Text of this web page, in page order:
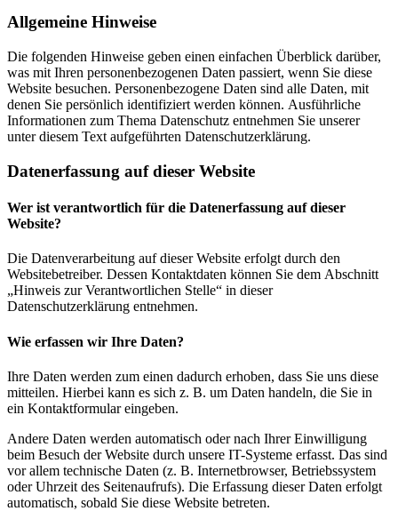
Allgemeine Hinweise
Die folgenden Hinweise geben einen einfachen Überblick darüber,
was mit Ihren personenbezogenen Daten passiert, wenn Sie diese
Website besuchen. Personenbezogene Daten sind alle Daten, mit
denen Sie persönlich identifiziert werden können. Ausführliche
Informationen zum Thema Datenschutz entnehmen Sie unserer
unter diesem Text aufgeführten Datenschutzerklärung.
Datenerfassung auf dieser Website
Wer ist verantwortlich für die Datenerfassung auf dieser
Website?
Die Datenverarbeitung auf dieser Website erfolgt durch den
Websitebetreiber. Dessen Kontaktdaten können Sie dem Abschnitt
„Hinweis zur Verantwortlichen Stelle“ in dieser
Datenschutzerklärung entnehmen.
Wie erfassen wir Ihre Daten?
Ihre Daten werden zum einen dadurch erhoben, dass Sie uns diese
mitteilen. Hierbei kann es sich z. B. um Daten handeln, die Sie in
ein Kontaktformular eingeben.
Andere Daten werden automatisch oder nach Ihrer Einwilligung
beim Besuch der Website durch unsere IT-Systeme erfasst. Das sind
vor allem technische Daten (z. B. Internetbrowser, Betriebssystem
oder Uhrzeit des Seitenaufrufs). Die Erfassung dieser Daten erfolgt
automatisch, sobald Sie diese Website betreten.